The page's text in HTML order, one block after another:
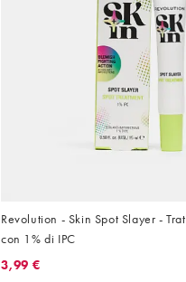
Revolution - Skin Spot Slayer -
con 1% di IPC
3,99 €